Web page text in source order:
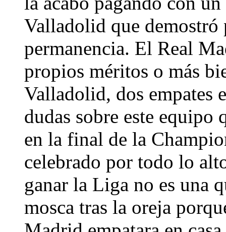
Valladolid que demostró
permanencia. El Real
propios méritos o más
Valladolid, dos empates
dudas sobre este equipo
en la final de la
celebrado por todo lo
ganar la Liga no es una
mosca tras la oreja